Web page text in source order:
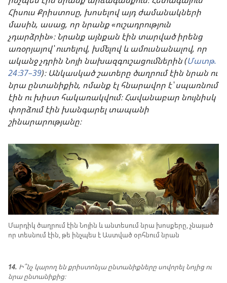
Հիսուս Քրիստոսը, խոսելով այդ ժամանակների
մասին, ասաց, որ նրանք «ուշադրություն
չդարձրին»։ Նրանք այնքան էին տարված իրենց
առօրյայով՝ ուտելով, խմելով և ամուսնանալով, որ
ականջ չդրին Նոյի նախազգուշացումներին (Մատթ.
24։37–39)։ Անկասկած շատերը ծաղրում էին նրան ու
նրա ընտանիքին, ոմանք էլ հնարավոր է՝ սպառնում
էին ու խիստ հակառակվում։ Հավանաբար նույնիսկ
փորձում էին խանգարել տապանի
շինարարությանը։
Մարդիկ ծաղրում էին Նոյին և անտեսում նրա խոսքերը, չնայած
որ տեսնում էին, թե ինչպես է Աստված օրհնում նրան
14. Ի՞նչ կարող են քրիստոնյա ընտանիքները սովորել Նոյից ու
նրա ընտանիքից։